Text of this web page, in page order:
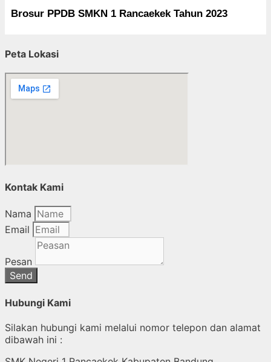
Brosur PPDB SMKN 1 Rancaekek Tahun 2023
Peta Lokasi
Kontak Kami
Nama
Email
Pesan
Send
Hubungi Kami
Silakan hubungi kami melalui nomor telepon dan alamat
dibawah ini :